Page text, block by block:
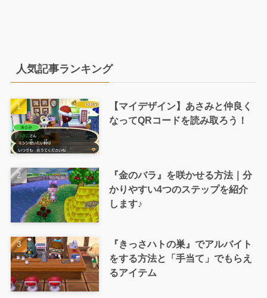
人気記事ランキング
【マイデザイン】あさみと仲良く
なってQRコードを読み取ろう！
『金のバラ』を咲かせる方法｜分
かりやすい4つのステップを紹介
します♪
『きっさハトの巣』でアルバイト
をする方法と「手当て」でもらえ
るアイテム